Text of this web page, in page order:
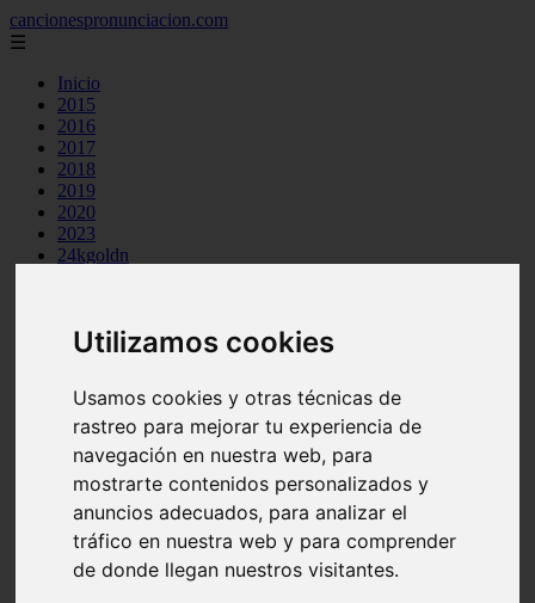
Utilizamos cookies
Usamos cookies y otras técnicas de
rastreo para mejorar tu experiencia de
navegación en nuestra web, para
mostrarte contenidos personalizados y
anuncios adecuados, para analizar el
tráfico en nuestra web y para comprender
de donde llegan nuestros visitantes.
cancionespronunciacion.com
☰
Inicio
2015
2016
2017
2018
2019
2020
2023
24kgoldn
aimee carty
anne marie
aretha franklin
ariana grande
ashe
atb
ava max
avicii
backstreet boys
bastille